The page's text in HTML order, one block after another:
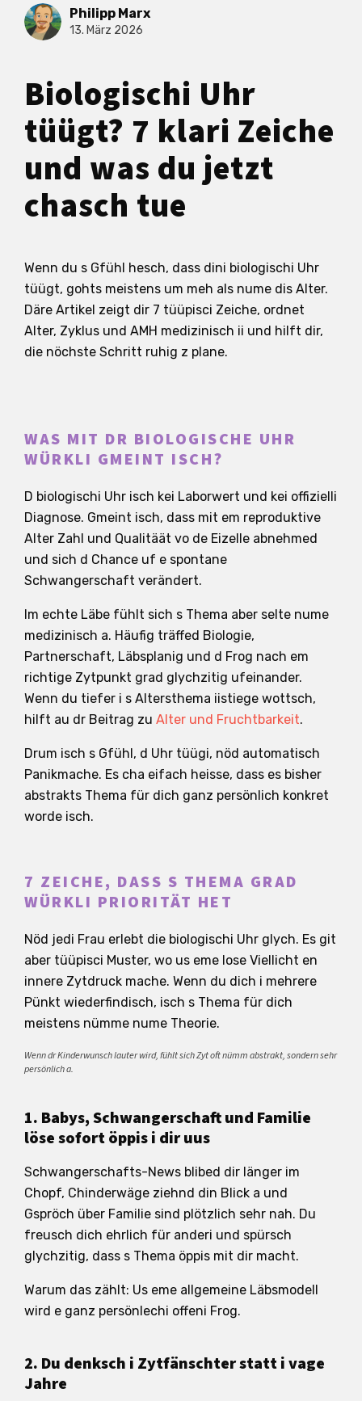
Philipp Marx
13. März 2026
Biologischi Uhr
tüügt? 7 klari Zeiche
und was du jetzt
chasch tue
Wenn du s Gfühl hesch, dass dini biologischi Uhr
tüügt, gohts meistens um meh als nume dis Alter.
Däre Artikel zeigt dir 7 tüüpisci Zeiche, ordnet
Alter, Zyklus und AMH medizinisch ii und hilft dir,
die nöchste Schritt ruhig z plane.
WAS MIT DR BIOLOGISCHE UHR
WÜRKLI GMEINT ISCH?
D biologischi Uhr isch kei Laborwert und kei offizielli
Diagnose. Gmeint isch, dass mit em reproduktive
Alter Zahl und Qualitäät vo de Eizelle abnehmed
und sich d Chance uf e spontane
Schwangerschaft verändert.
Im echte Läbe fühlt sich s Thema aber selte nume
medizinisch a. Häufig träffed Biologie,
Partnerschaft, Läbsplanig und d Frog nach em
richtige Zytpunkt grad glychzitig ufeinander.
Wenn du tiefer i s Altersthema iistiege wottsch,
hilft au dr Beitrag zu Alter und Fruchtbarkeit.
Drum isch s Gfühl, d Uhr tüügi, nöd automatisch
Panikmache. Es cha eifach heisse, dass es bisher
abstrakts Thema für dich ganz persönlich konkret
worde isch.
7 ZEICHE, DASS S THEMA GRAD
WÜRKLI PRIORITÄT HET
Nöd jedi Frau erlebt die biologischi Uhr glych. Es git
aber tüüpisci Muster, wo us eme lose Viellicht en
innere Zytdruck mache. Wenn du dich i mehrere
Pünkt wiederfindisch, isch s Thema für dich
meistens nümme nume Theorie.
Wenn dr Kinderwunsch lauter wird, fühlt sich Zyt oft nümm abstrakt, sondern sehr
persönlich a.
1. Babys, Schwangerschaft und Familie
löse sofort öppis i dir uus
Schwangerschafts-News blibed dir länger im
Chopf, Chinderwäge ziehnd din Blick a und
Gspröch über Familie sind plötzlich sehr nah. Du
freusch dich ehrlich für anderi und spürsch
glychzitig, dass s Thema öppis mit dir macht.
Warum das zählt: Us eme allgemeine Läbsmodell
wird e ganz persönlechi offeni Frog.
2. Du denksch i Zytfänschter statt i vage
Jahre